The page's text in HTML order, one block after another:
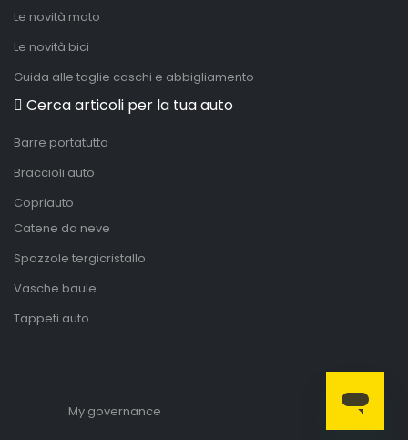
Le novità moto
Le novità bici
Guida alle taglie caschi e abbigliamento
Cerca articoli per la tua auto
Barre portatutto
Braccioli auto
Copriauto
Catene da neve
Spazzole tergicristallo
Vasche baule
Tappeti auto
My governance